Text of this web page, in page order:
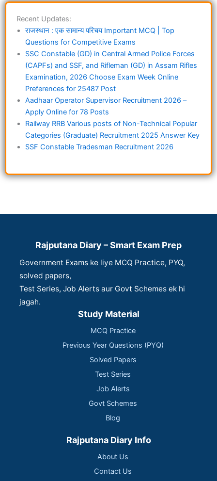
Recent Updates:
राजस्थान : एक सामान्य परिचय Important MCQ | Top
Questions for Competitive Exams
SSC Constable (GD) in Central Armed Police Forces
(CAPFs) and SSF, and Rifleman (GD) in Assam Rifles
Examination, 2026 Choose Exam Week Online
Preferences for 25487 Post
Aadhaar Operator Supervisor Recruitment 2026 –
Apply Online for 78 Posts
Railway RRB Various posts of Non-Technical Popular
Categories (Graduate) Recruitment 2025 Answer Key
SSF Constable Tradesman Recruitment 2026
Rajputana Diary – Smart Exam Prep
Government Exams ke liye MCQ Practice, PYQ,
solved papers,
Test Series, Job Alerts aur Govt Schemes ek hi
jagah.
Study Material
MCQ Practice
Previous Year Questions (PYQ)
Solved Papers
Test Series
Job Alerts
Govt Schemes
Blog
Rajputana Diary Info
About Us
Contact Us